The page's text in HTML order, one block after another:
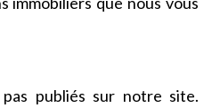
publiés sur notre site.